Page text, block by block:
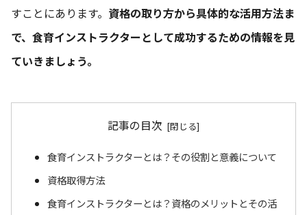
すことにあります。 資格の取り方から具体的な活用方法ま
で、食育インストラクターとして成功するための情報を見
ていきましょう。
記事の目次
食育インストラクターとは？その役割と意義について
資格取得方法
食育インストラクターとは？資格のメリットとその活